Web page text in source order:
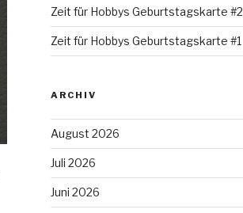
Zeit für Hobbys Geburtstagskarte #2
Zeit für Hobbys Geburtstagskarte #1
ARCHIV
August 2026
Juli 2026
Juni 2026